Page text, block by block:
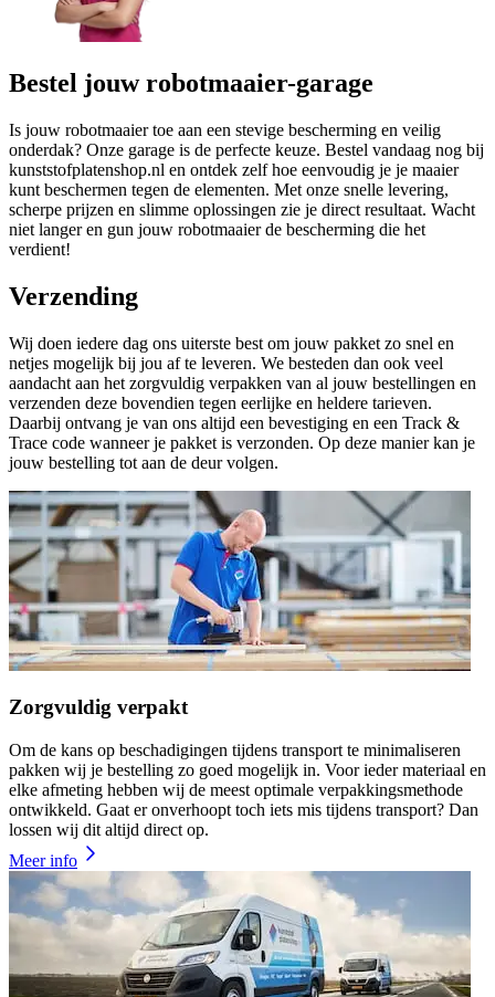
Bestel jouw robotmaaier-garage
Is jouw robotmaaier toe aan een stevige bescherming en veilig
onderdak? Onze garage is de perfecte keuze. Bestel vandaag nog bij
kunststofplatenshop.nl en ontdek zelf hoe eenvoudig je je maaier
kunt beschermen tegen de elementen. Met onze snelle levering,
scherpe prijzen en slimme oplossingen zie je direct resultaat. Wacht
niet langer en gun jouw robotmaaier de bescherming die het
verdient!
Verzending
Wij doen iedere dag ons uiterste best om jouw pakket zo snel en
netjes mogelijk bij jou af te leveren. We besteden dan ook veel
aandacht aan het zorgvuldig verpakken van al jouw bestellingen en
verzenden deze bovendien tegen eerlijke en heldere tarieven.
Daarbij ontvang je van ons altijd een bevestiging en een Track &
Trace code wanneer je pakket is verzonden. Op deze manier kan je
jouw bestelling tot aan de deur volgen.
Zorgvuldig verpakt
Om de kans op beschadigingen tijdens transport te minimaliseren
pakken wij je bestelling zo goed mogelijk in. Voor ieder materiaal en
elke afmeting hebben wij de meest optimale verpakkingsmethode
ontwikkeld. Gaat er onverhoopt toch iets mis tijdens transport? Dan
lossen wij dit altijd direct op.
Meer info